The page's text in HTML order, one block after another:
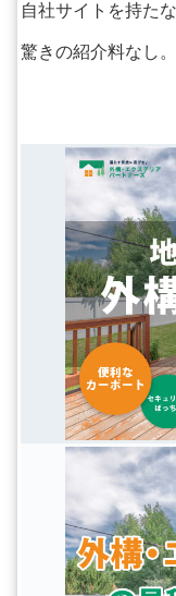
自社サイトを持た
驚きの紹介料なし。